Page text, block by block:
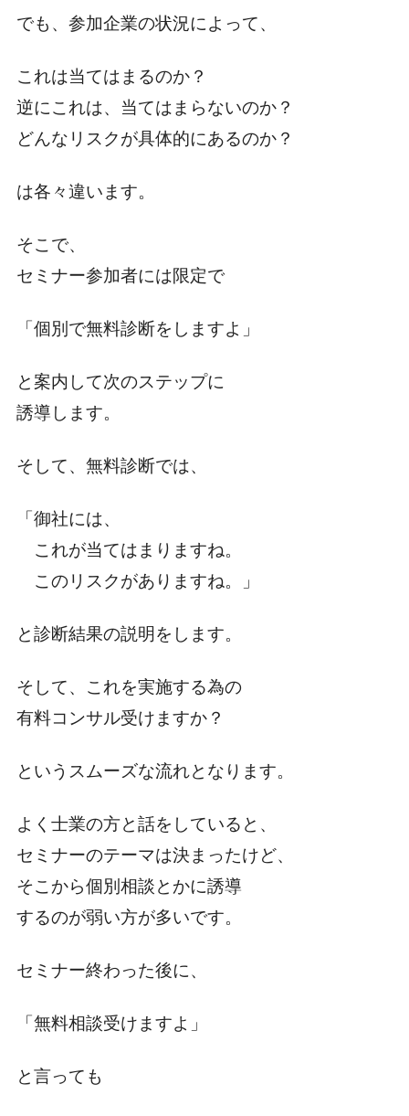
でも、参加企業の状況によって、
これは当てはまるのか？
逆にこれは、当てはまらないのか？
どんなリスクが具体的にあるのか？
は各々違います。
そこで、
セミナー参加者には限定で
「個別で無料診断をしますよ」
と案内して次のステップに
誘導します。
そして、無料診断では、
「御社には、
これが当てはまりますね。
このリスクがありますね。」
と診断結果の説明をします。
そして、これを実施する為の
有料コンサル受けますか？
というスムーズな流れとなります。
よく士業の方と話をしていると、
セミナーのテーマは決まったけど、
そこから個別相談とかに誘導
するのが弱い方が多いです。
セミナー終わった後に、
「無料相談受けますよ」
と言っても